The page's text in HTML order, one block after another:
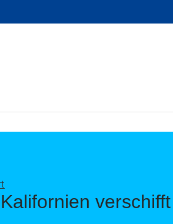
verschifft